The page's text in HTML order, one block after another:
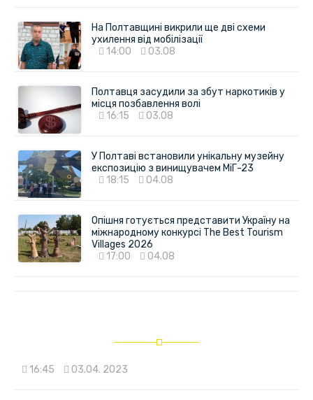
На Полтавщині викрили ще дві схеми
ухилення від мобілізації
14:00
03.08
Полтавця засудили за збут наркотиків у
місця позбавлення волі
16:15
03.08
У Полтаві встановили унікальну музейну
експозицію з винищувачем МіГ-23
18:15
04.08
Опішня готується представити Україну на
міжнародному конкурсі The Best Tourism
Villages 2026
17:00
04.08
16:45 03.04. 2023